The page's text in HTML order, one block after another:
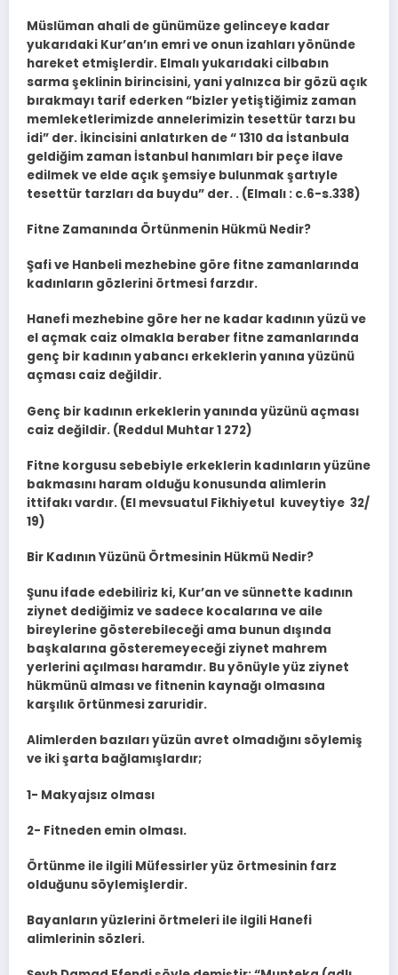
Müslüman ahali de günümüze gelinceye kadar
yukarıdaki Kur’an’ın emri ve onun izahları yönünde
hareket etmişlerdir. Elmalı yukarıdaki cilbabın
sarma şeklinin birincisini, yani yalnızca bir gözü açık
bırakmayı tarif ederken “bizler yetiştiğimiz zaman
memleketlerimizde annelerimizin tesettür tarzı bu
idi” der. İkincisini anlatırken de “ 1310 da İstanbula
geldiğim zaman İstanbul hanımları bir peçe ilave
edilmek ve elde açık şemsiye bulunmak şartıyle
tesettür tarzları da buydu” der. . (Elmalı : c.6-s.338)
Fitne Zamanında Örtünmenin Hükmü Nedir?
Şafi ve Hanbeli mezhebine göre fitne zamanlarında
kadınların gözlerini örtmesi farzdır.
Hanefi mezhebine göre her ne kadar kadının yüzü ve
el açmak caiz olmakla beraber fitne zamanlarında
genç bir kadının yabancı erkeklerin yanına yüzünü
açması caiz değildir.
Genç bir kadının erkeklerin yanında yüzünü açması
caiz değildir. (Reddul Muhtar 1 272)
Fitne korgusu sebebiyle erkeklerin kadınların yüzüne
bakmasını haram olduğu konusunda alimlerin
ittifakı vardır. (El mevsuatul Fikhiyetul kuveytiye 32/
19)
Bir Kadının Yüzünü Örtmesinin Hükmü Nedir?
Şunu ifade edebiliriz ki, Kur’an ve sünnette kadının
ziynet dediğimiz ve sadece kocalarına ve aile
bireylerine gösterebileceği ama bunun dışında
başkalarına gösteremeyeceği ziynet mahrem
yerlerini açılması haramdır. Bu yönüyle yüz ziynet
hükmünü alması ve fitnenin kaynağı olmasına
karşılık örtünmesi zaruridir.
Alimlerden bazıları yüzün avret olmadığını söylemiş
ve iki şarta bağlamışlardır;
1- Makyajsız olması
2- Fitneden emin olması.
Örtünme ile ilgili Müfessirler yüz örtmesinin farz
olduğunu söylemişlerdir.
Bayanların yüzlerini örtmeleri ile ilgili Hanefi
alimlerinin sözleri.